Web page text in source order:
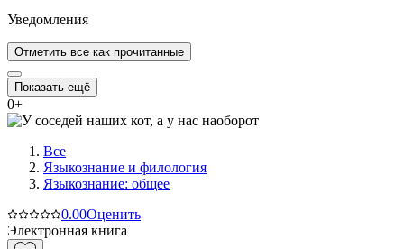
Уведомления
Отметить все как прочитанные
Показать ещё
0+
Все
Языкознание и филология
Языкознание: общее
0.00Оценить
Электронная книга